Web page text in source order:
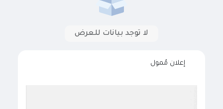
لا توجد بيانات للعرض
إعلان مُمول